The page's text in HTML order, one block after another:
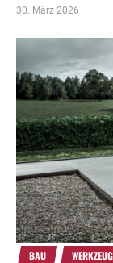
30. März 2026
BAU